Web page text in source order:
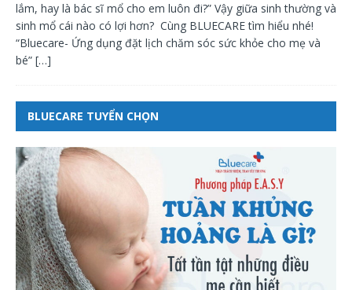
lắm, hay là bác sĩ mổ cho em luôn đi?” Vậy giữa sinh thường và
sinh mổ cái nào có lợi hơn? Cùng BLUECARE tìm hiểu nhé!
“Bluecare- Ứng dụng đặt lịch chăm sóc sức khỏe cho mẹ và
bé” […]
BLUECARE TUYỂN CHỌN